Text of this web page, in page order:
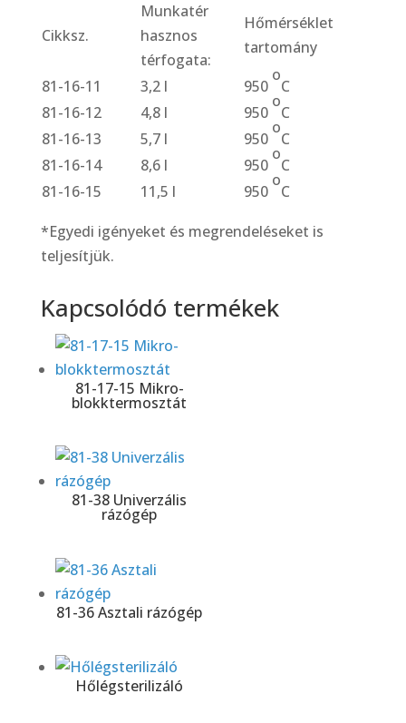
Cikksz.
Munkatér
hasznos
térfogata:
Hőmérséklet
tartomány
81-16-11
3,2 l 950
o
C
81-16-12
4,8 l 950
o
C
81-16-13
5,7 l 950
o
C
81-16-14
8,6 l 950
o
C
81-16-15
11,5 l 950
o
C
*Egyedi igényeket és megrendeléseket is
teljesítjük.
Kapcsolódó termékek
81-17-15 Mikro-
blokktermosztát
81-38 Univerzális
rázógép
81-36 Asztali rázógép
Hőlégsterilizáló